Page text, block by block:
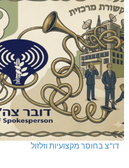
דו"צ בחוסר מקצועיות וזלזול